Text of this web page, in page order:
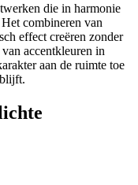
die in harmonie
combineren van
effect creëren zonder
accentkleuren in
aan de ruimte toe